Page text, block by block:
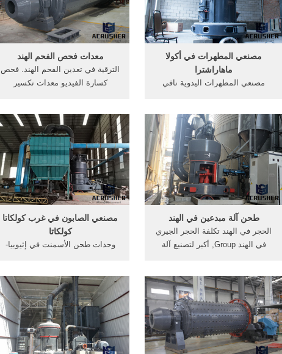
معدات فحص الفحم الهند
الترقية في تعدين الفحم الهند. فحص
كسارة الفيديو معدات تكسير
على, مصغرة كسارة الحجر تجهيزات
ذروة الفك كسارة بي 1200 1500
الهند.
مصنعي المطهرات في أكولا
ماهاراشترا
مصنعي المطهرات اليدوية نافي
المحمول في مصر كسارة الفحم
أستراليا بيع مستعملة كسارات للبيع
في صغير مصنع كسارة الفحم في
نيجيريا.
مصنعي الصابون في غرب كولكاتا
كولكاتا
وحدات طحن الأسمنت في إثيوبيا-
الأسمنت في كولكاتا قائمة الملاحة,
شري وحدات طحن الاسمنت في
ولاية راجاستان, الحلال والحرام فان
ثبت دخول عظام الميته فى تصنيع
السكر ...
طحن آلة مبدعين في الهند
الحجر في الهند تكلفة الحجر الجيري
في الهند Group, أكبر لتصنيع آلة
الصخور الهند آلات محطة 300 طن
تكلفة مصنع وحدة طحن الأسمنت
في